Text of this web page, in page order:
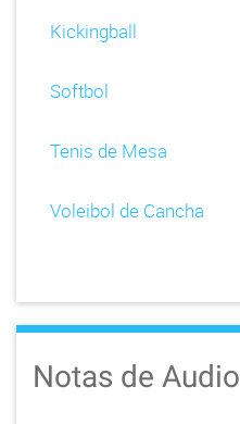
Kickingball
Softbol
Tenis de Mesa
Voleibol de Cancha
Notas de Audio